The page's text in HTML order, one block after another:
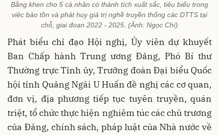
Bằng khen cho 5 cá nhân có thành tích xuất sắc, tiêu biểu trong
việc bảo tồn và phát huy giá trị nghề truyền thống các DTTS tại
chỗ, giai đoạn 2022 - 2025. (Ảnh: Ngọc Chí)
Phát biểu chỉ đạo Hội nghị, Ủy viên dự khuyết
Ban Chấp hành Trung ương Đảng, Phó Bí thư
Thường trực Tỉnh ủy, Trưởng đoàn Đại biểu Quốc
hội tỉnh Quảng Ngãi U Huấn đề nghị các cơ quan,
đơn vị, địa phương tiếp tục tuyên truyền, quán
triệt, tổ chức thực hiện nghiêm túc các chủ trương
của Đảng, chính sách, pháp luật của Nhà nước về